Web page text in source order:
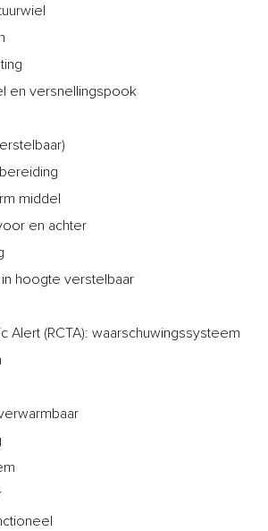
en versnellingspook
middel
en achter
hoogte verstelbaar
Alert (RCTA): waarschuwingssysteem